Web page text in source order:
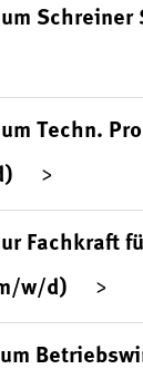
Schreiner
Techn.
Fachkraft
w/d)